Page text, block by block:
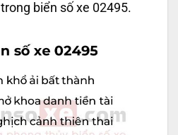
biển số xe 02495.